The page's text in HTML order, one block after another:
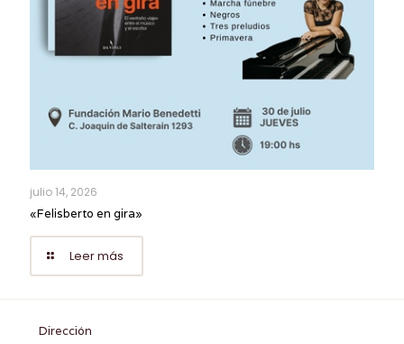
julio 14, 2026
«Felisberto en gira»
Leer más
Dirección